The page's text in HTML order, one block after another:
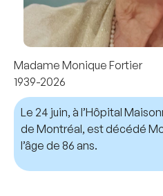
Madame Monique Fortier
1939-2026
Le 24 juin, à l’Hôpital
de Montréal, est décédé
l’âge de 86 ans.